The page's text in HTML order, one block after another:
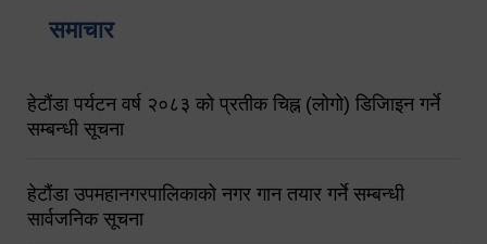
समाचार
हेटौंडा पर्यटन वर्ष २०८३ को प्रतीक चिह्न (लोगो) डिजिाइन गर्ने
सम्बन्धी सूचना
हेटौंडा उपमहानगरपालिकाको नगर गान तयार गर्ने सम्बन्धी
सार्वजनिक सूचना